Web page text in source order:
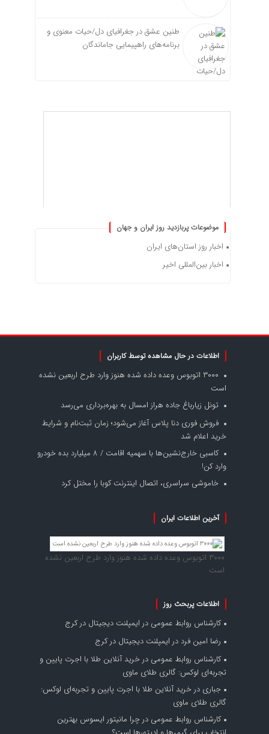
طنین عشق در جغرافیای دل/حیات معنوی و
برنامه‌های راهپیمایی جاماندگان
موضوعات پربازدید روز ایران و جهان
اخبار روز استان‌های ایران
اخبار بین‌المللی اخیر
اطلاعات در حال مشاهده توسط کاربران
۳۰۰۰ اتوبوس وعده داده شده هنوز وارد طرح اربعین نشده
است
تونل زیارباغ جاده هراز امسال به بهره‌برداری می‌رسد
فروش فوری دنا پلاس آغاز می‌شود؛ زمان ثبت‌نام و شرایط
خرید اعلام شد
کاسبی خارج‌نشین‌ها با سهمیه اقامت / ۸ میلیارد بده خودرو
وارد کن!
خاموشی سراسری، اتصال اینترنت کوبا را مختل کرد
آخرین اطلاعات ایران
۳۰۰۰ اتوبوس وعده داده شده هنوز وارد طرح اربعین نشده
است
اطلاعات پربحث روز
کارشناس روابط عمومی در ایمپلنت دیجیتال در کرج
رضا امین فرد در ایمپلنت دیجیتال در کرج
کارشناس روابط عمومی در خرید آنلاین طلا با اجرت پایین و
تجربه‌ای لوکس: گالری طلای ماوی
جباری در خرید آنلاین طلا با اجرت پایین و تجربه‌ای لوکس:
گالری طلای ماوی
کارشناس روابط عمومی در چرا مانیتور ایسوس بهترین